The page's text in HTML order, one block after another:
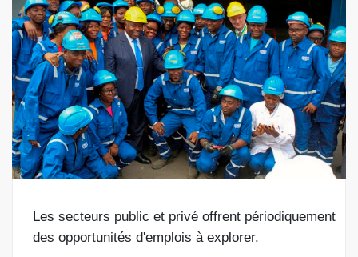
Les secteurs public et privé offrent périodiquement
des opportunités d'emplois à explorer.